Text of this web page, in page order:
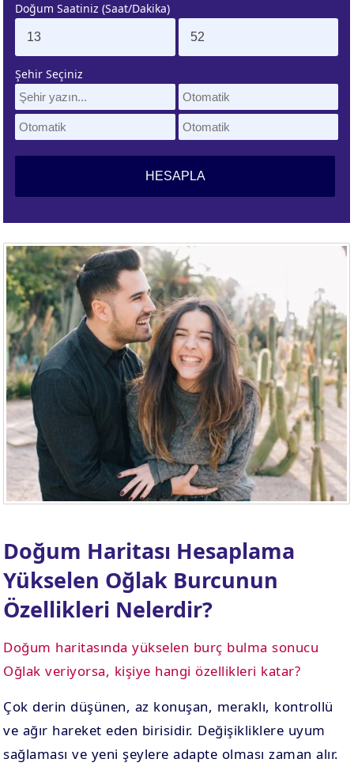
4. EV
10. EV
Doğum Saatiniz (Saat/Dakika)
Şehir Seçiniz
Doğum Haritası Hesaplama
Yükselen Oğlak Burcunun
Özellikleri Nelerdir?
Doğum haritasında yükselen burç bulma sonucu
Oğlak veriyorsa, kişiye hangi özellikleri katar?
Çok derin düşünen, az konuşan, meraklı, kontrollü
ve ağır hareket eden birisidir. Değişikliklere uyum
sağlaması ve yeni şeylere adapte olması zaman alır.